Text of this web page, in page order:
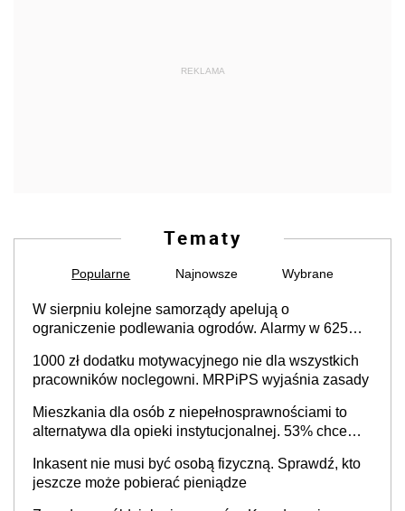
REKLAMA
Tematy
Popularne Najnowsze Wybrane
W sierpniu kolejne samorządy apelują o
ograniczenie podlewania ogrodów. Alarmy w 625
cały kraj
1000 zł dodatku motywacyjnego nie dla wszystkich
pracowników noclegowni. MRPiPS wyjaśnia zasady
Mieszkania dla osób z niepełnosprawnościami to
alternatywa dla opieki instytucjonalnej. 53% chce
Inkasent nie musi być osobą fizyczną. Sprawdź, kto
jeszcze może pobierać pieniądze